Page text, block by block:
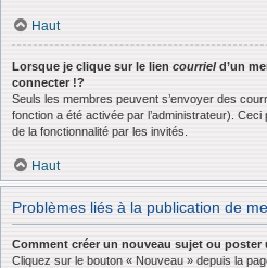
Haut
Lorsque je clique sur le lien courrield’un
connecter !?
Seuls les membres peuvent s’envoyer des
fonction a été activée par l’administrateur). Ceci
de la fonctionnalité par les invités.
Haut
Problèmes liés à la publication de
Comment créer un nouveau sujet ou poster
Cliquez sur le bouton « Nouveau » depuis la